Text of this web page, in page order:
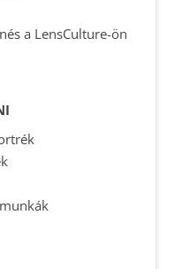
a LensCulture-ön